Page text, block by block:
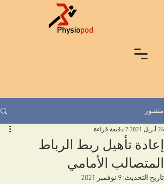
منشور
إعادة تأهيل ربط الرباط
المتصالب الأمامي
24 أبريل 2021 7 دقيقة قراءة
تاريخ التحديث: 9 نوفمبر 2021